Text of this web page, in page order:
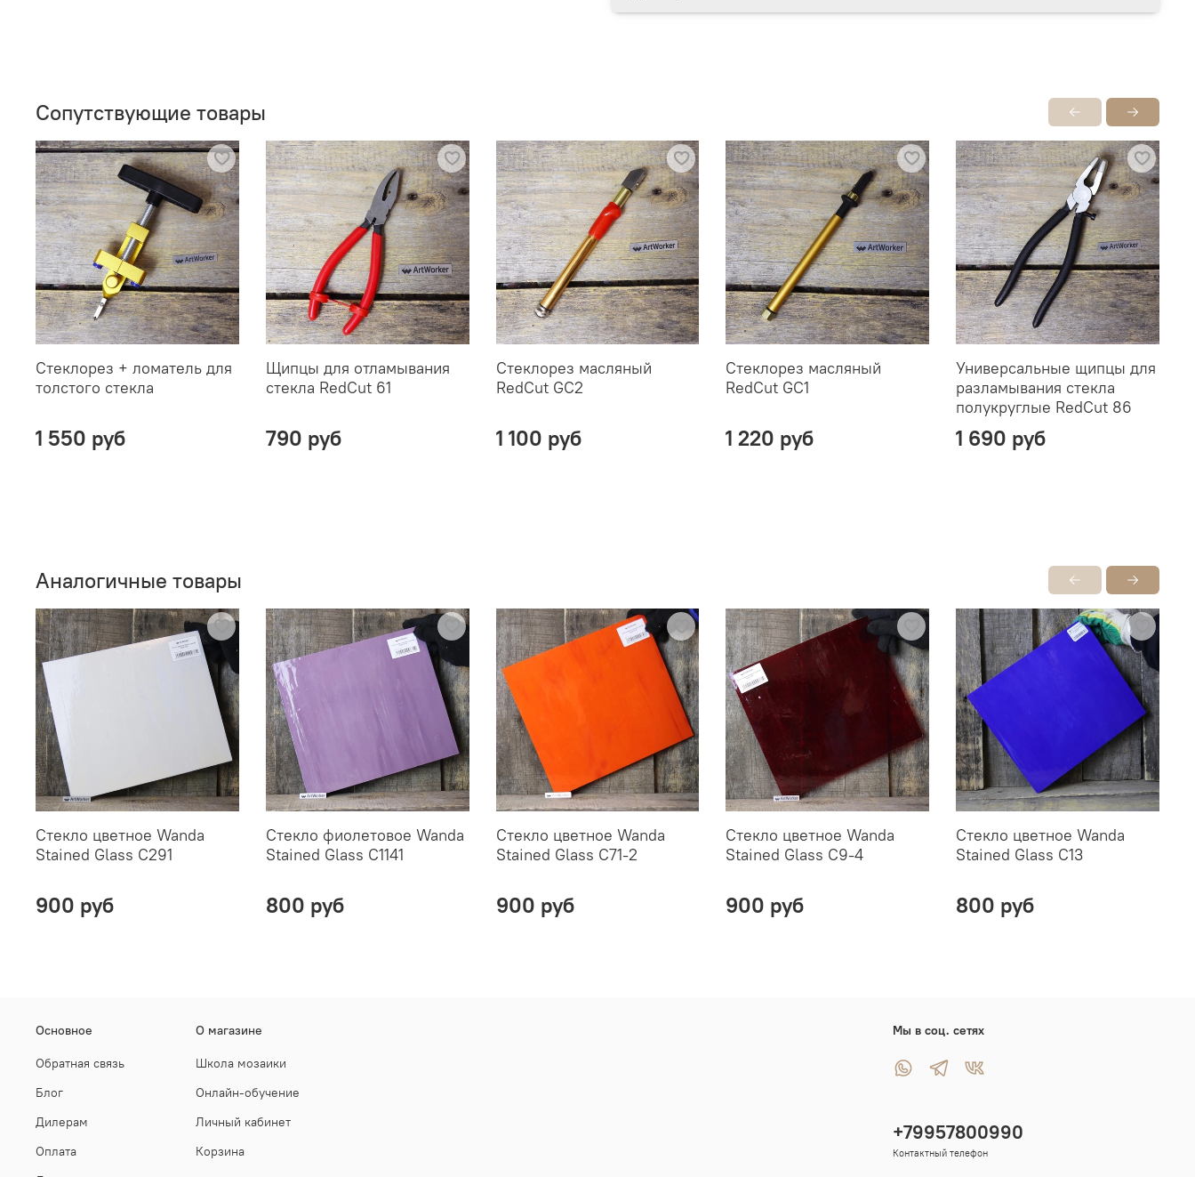
Сопутствующие товары
Стеклорез + ломатель для
толстого стекла
1 550 руб
Щипцы для отламывания
стекла RedCut 61
790 руб
Стеклорез масляный
RedCut GC2
1 100 руб
Стеклорез масляный
RedCut GC1
1 220 руб
Универсальные щипцы для
разламывания стекла
полукруглые RedCut 86
1 690 руб
Аналогичные товары
Стекло цветное Wanda
Stained Glass C291
900 руб
Стекло фиолетовое Wanda
Stained Glass C1141
800 руб
Стекло цветное Wanda
Stained Glass C71-2
900 руб
Стекло цветное Wanda
Stained Glass C9-4
900 руб
Стекло цветное Wanda
Stained Glass C13
800 руб
Основное
Обратная связь
Блог
Дилерам
Оплата
О магазине
Школа мозаики
Онлайн-обучение
Личный кабинет
Корзина
Мы в соц. сетях
+79957800990
Контактный телефон